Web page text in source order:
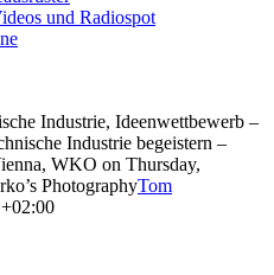
und Radiospot
Industrie, Ideenwettbewerb –
Industrie begeistern –
WKO on Thursday,
PhotographyTom